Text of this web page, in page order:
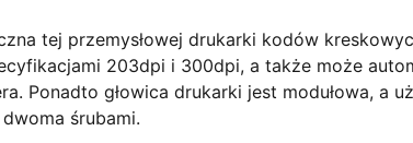
tej przemysłowej drukarki kodów
203dpi i 300dpi, a także może
Ponadto głowica drukarki jest modułowa, a
śrubami.